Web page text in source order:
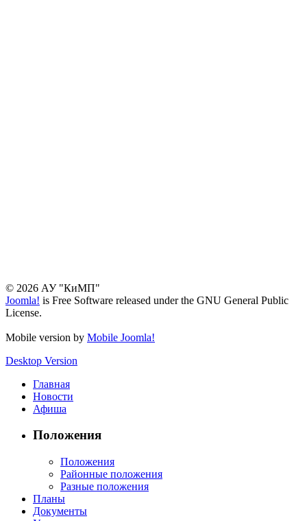
© 2026 АУ "КиМП"
Joomla! is Free Software released under the GNU General Public
License.
Mobile version by Mobile Joomla!
Desktop Version
Главная
Новости
Афиша
Положения
Положения
Районные положения
Разные положения
Планы
Документы